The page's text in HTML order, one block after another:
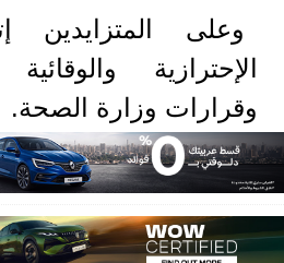
وعلى المتزايدين
الإحترازية
وقرارات وزارة الصحة.